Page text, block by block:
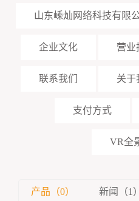
山东嵊灿网络科技有限
企业文化 营业
联系我们 关于
支付方式
VR全
产品（0） 新闻（1）